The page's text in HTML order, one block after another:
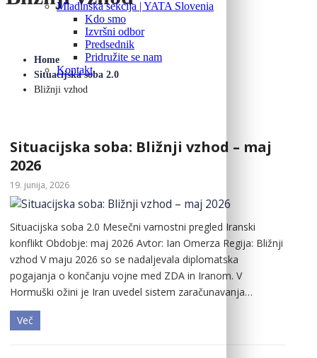
Mladinska sekcija | YATA Slovenia
Kdo smo
Izvršni odbor
Predsednik
Pridružite se nam
Kontakt
Home
Situacijska soba 2.0
Bližnji vzhod
Situacijska soba: Bližnji vzhod – maj
2026
19. junija, 2026
Situacijska soba 2.0 Mesečni varnostni pregled Iranski
konflikt Obdobje: maj 2026 Avtor: Ian Omerza Regija: Bližnji
vzhod V maju 2026 so se nadaljevala diplomatska
pogajanja o končanju vojne med ZDA in Iranom. V
Hormuški ožini je Iran uvedel sistem zaračunavanja…
Več